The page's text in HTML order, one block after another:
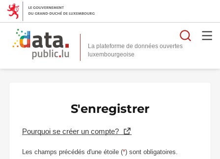
La plateforme de données ouvertes
S'enregistrer
Pourquoi se créer un compte?
Les champs précédés d'une étoile (*) sont obligatoires.